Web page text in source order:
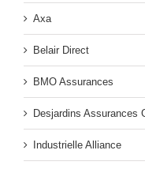
Axa
Belair Direct
BMO Assurances
Desjardins Assurances
Industrielle Alliance